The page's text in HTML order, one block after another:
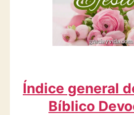
Índice general
Bíblico